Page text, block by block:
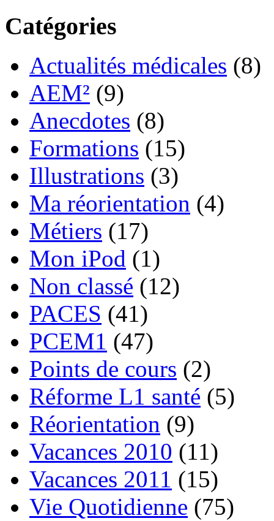
Catégories
Actualités médicales (8)
AEM² (9)
Anecdotes (8)
Formations (15)
Illustrations (3)
Ma réorientation (4)
Métiers (17)
Mon iPod (1)
Non classé (12)
PACES (41)
PCEM1 (47)
Points de cours (2)
Réforme L1 santé (5)
Réorientation (9)
Vacances 2010 (11)
Vacances 2011 (15)
Vie Quotidienne (75)